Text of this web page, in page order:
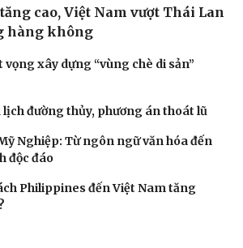
cao, Việt Nam vượt Thái Lan
hàng không
xây dựng “vùng chè di sản”
lịch đường thủy, phương án thoát lũ
Nghiệp: Từ ngôn ngữ văn hóa đến
độc đáo
Philippines đến Việt Nam tăng